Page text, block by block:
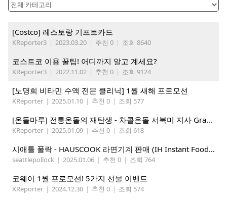
[Costco] 레스토랑 기프트카드
KReporter3 | 2023.03.20 | 추천 0 | 조회 8640
코스트코 이용 꿀팁! 어디까지 알고 계세요?
KReporter3 | 2022.11.02 | 추천 0 | 조회 9124
[노명희 비타민 수액 전문 클리닉] 1월 새해 프로모션
KReporter | 2025.01.10 | 추천 0 | 조회 577
[온돌마루] 전통온돌의 재탄생 - 차콜온돌 서북미 지사 Grand Open!!
KReporter | 2025.01.09 | 추천 0 | 조회 618
시애틀 폴락 - HAUSCOOK 라면기계 판매 (IH Instant Food Cooker )
seattlepollock | 2025.01.06 | 추천 0 | 조회 764
코웨이 1월 프로모션! 5가지 선물 이벤트
KReporter | 2024.12.30 | 추천 0 | 조회 574